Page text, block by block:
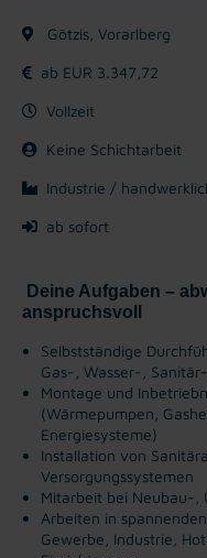
Götzis, Vorarlberg
ab EUR 3.347,72
Vollzeit
Keine Schichtarbeit
Industrie /
ab sofort
Deine Aufgaben –
anspruchsvoll
Selbstständige
Gas-, Wasser-,
Montage und
(Wärmepumpen,
Energiesysteme)
Installation von
Versorgungssystemen
Mitarbeit bei Neubau-,
Arbeiten in
Gewerbe, Industrie,